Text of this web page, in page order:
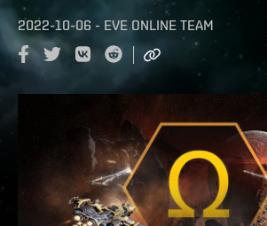
2022-10-06 - EVE ONLINE TEAM